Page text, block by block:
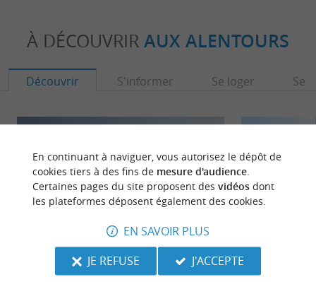
À DÉCOUVRIR AUX ALENTOURS
Découvrir S'informer Se loger Se
Plage du Cap de l’Homy Contis
En continuant à naviguer, vous autorisez le dépôt de
cookies tiers à des fins de mesure d'audience.
Certaines pages du site proposent des vidéosdont
les plateformes déposent également des cookies.
EN SAVOIR PLUS
JE REFUSE
J'ACCEPTE